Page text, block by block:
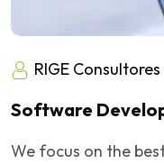
RIGE Consultores
Software
We focus on the